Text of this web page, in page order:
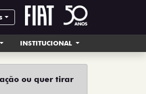
INSTITUCIONAL
ou quer tirar